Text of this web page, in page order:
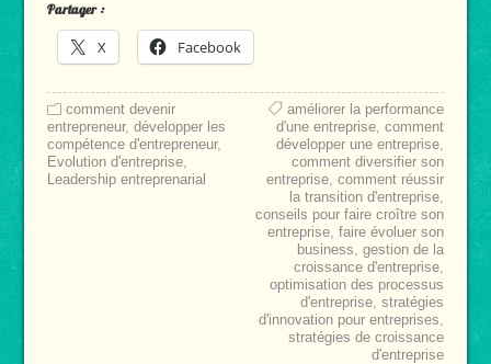
Partager :
X Facebook
comment devenir
entrepreneur, développer les
compétence d'entrepreneur,
Evolution d'entreprise,
Leadership entreprenarial
améliorer la performance
d'une entreprise,comment
développer une entreprise,
comment diversifier son
entreprise,comment réussir
la transition d'entreprise,
conseils pour faire croître son
entreprise,faire évoluer son
business,gestion de la
croissance d'entreprise,
optimisation des processus
d'entreprise,stratégies
d'innovation pour entreprises,
stratégies de croissance
d'entreprise